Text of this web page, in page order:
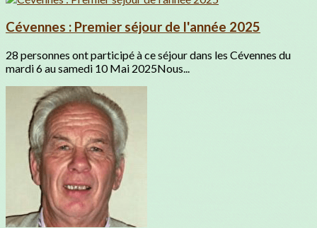
Cévennes : Premier séjour de l'année 2025
28 personnes ont participé à ce séjour dans les Cévennes du
mardi 6 au samedi 10 Mai 2025Nous...